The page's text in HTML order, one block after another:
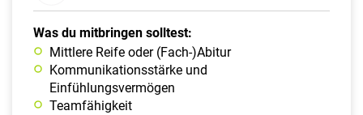
Was du mitbringen solltest:
Mittlere Reife oder (Fach-)Abitur
Kommunikationsstärke und
Einfühlungsvermögen
Teamfähigkeit